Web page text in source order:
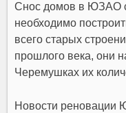
Снос домов в ЮЗАО
необходимо
всего старых
прошлого века, они
Черемушках их
Новости реновации